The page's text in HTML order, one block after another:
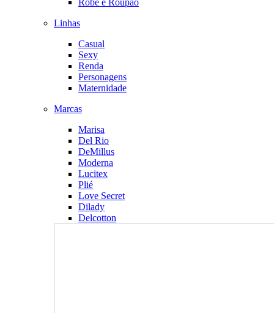
Linhas
Casual
Sexy
Renda
Personagens
Maternidade
Marcas
Marisa
Del Rio
DeMillus
Moderna
Lucitex
Plié
Love Secret
Dilady
Delcotton